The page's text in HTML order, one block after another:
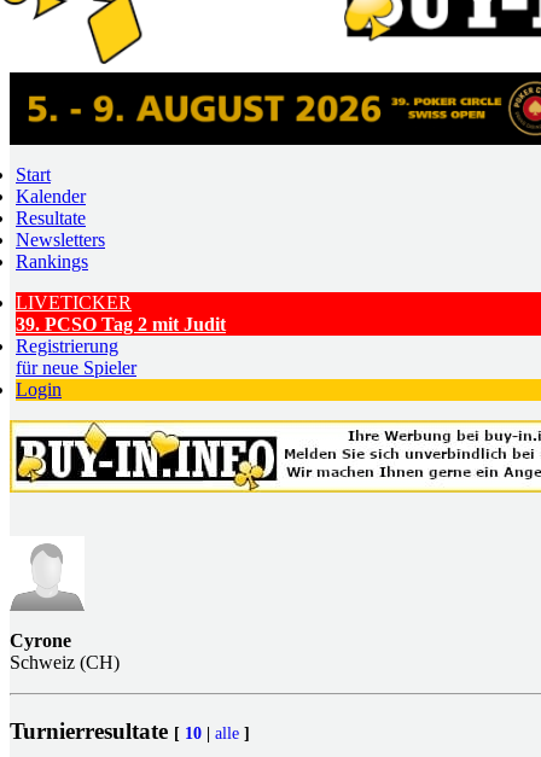
Start
Kalender
Resultate
Newsletters
Rankings
LIVETICKER
39. PCSO Tag 2 mit Judit
Registrierung
für neue Spieler
Login
Cyrone
Schweiz (CH)
Turnierresultate [ 10 | alle ]